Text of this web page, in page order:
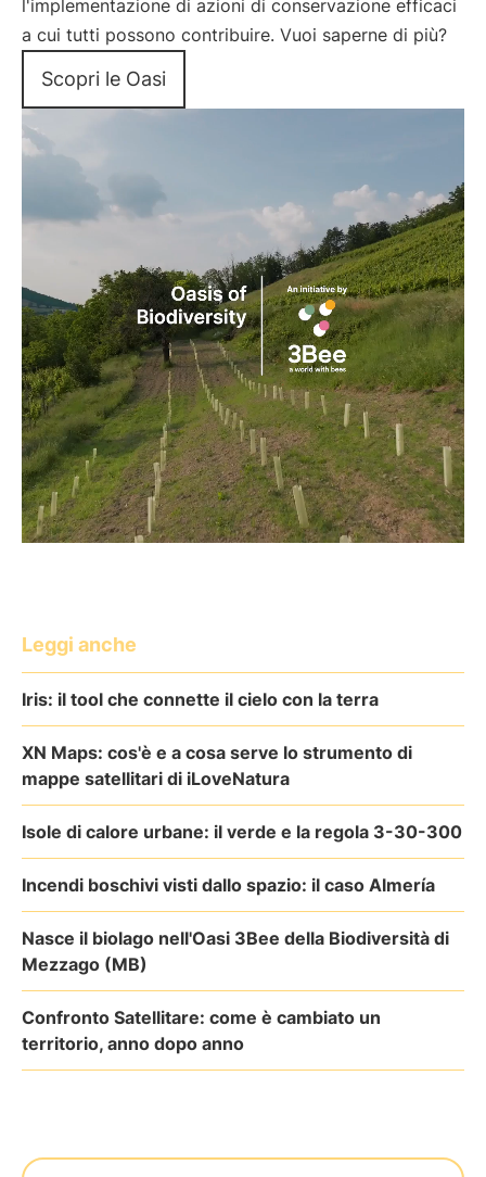
l'implementazione di azioni di conservazione efficaci
a cui tutti possono contribuire. Vuoi saperne di più?
Scopri le Oasi
Leggi anche
Iris: il tool che connette il cielo con la terra
XN Maps: cos'è e a cosa serve lo strumento di
mappe satellitari di iLoveNatura
Isole di calore urbane: il verde e la regola 3-30-300
Incendi boschivi visti dallo spazio: il caso Almería
Nasce il biolago nell'Oasi 3Bee della Biodiversità di
Mezzago (MB)
Confronto Satellitare: come è cambiato un
territorio, anno dopo anno